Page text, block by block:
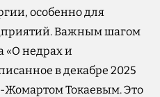
особенно для
Важным шагом
«О недрах и
в декабре 2025
Токаевым. Это